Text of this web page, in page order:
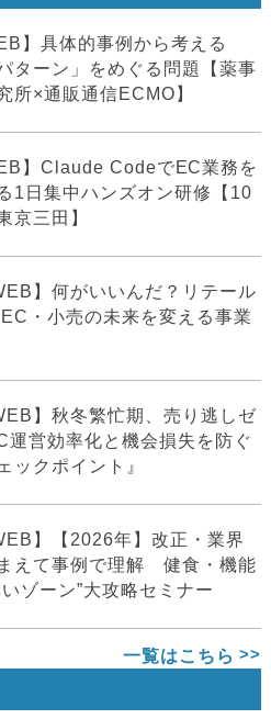
】具体的事例から考える
ターン」をめぐる問題【薬事
所×通販通信ECMO】
】Claude CodeでEC業務を
1日集中ハンズオン研修【10
京三田】
】何がいいんだ？リテール
・小売の未来を変える事業
】秋冬繁忙期、売り逃しゼ
運営効率化と機会損失を防ぐ
ックポイント』
】【2026年】改正・業界
えて事例で理解 健食・機能
ゾーン”大攻略セミナー
一覧はこちら